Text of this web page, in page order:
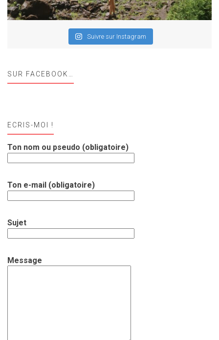
Suivre sur Instagram
SUR FACEBOOK…
ECRIS-MOI !
Ton nom ou pseudo (obligatoire)
Ton e-mail (obligatoire)
Sujet
Message